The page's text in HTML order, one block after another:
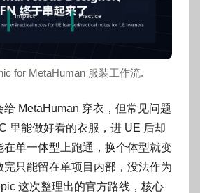
for MetaHuman 服装工作流.
MetaHuman 穿衣，但常见问题
里能做好看的衣服，进 UE 后却
在单一体型上跑通，换个体型就变
完只能留在单项目内部，没法作为
这次整理出的官方路线，核心